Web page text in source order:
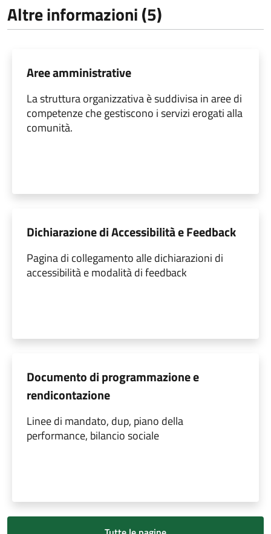
Altre informazioni (5)
Aree amministrative
La struttura organizzativa è suddivisa in aree di
competenze che gestiscono i servizi erogati alla
comunità.
Dichiarazione di Accessibilità e Feedback
Pagina di collegamento alle dichiarazioni di
accessibilità e modalità di feedback
Documento di programmazione e
rendicontazione
Linee di mandato, dup, piano della
performance, bilancio sociale